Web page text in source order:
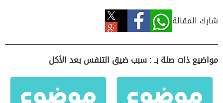
شارك المقالة
مواضيع ذات صلة بـ : سبب ضيق التنفس بعد الأكل